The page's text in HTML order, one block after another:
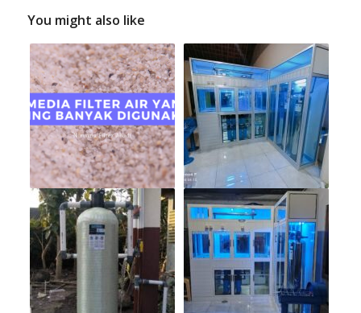
You might also like